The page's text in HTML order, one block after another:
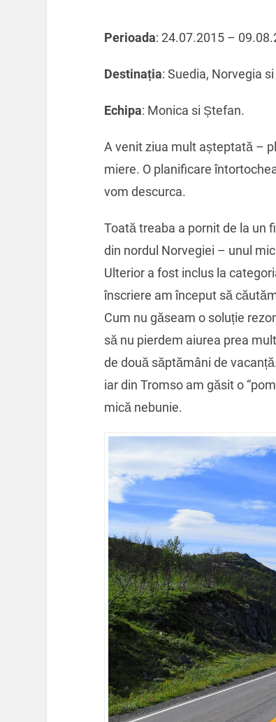
Perioada: 24.07.2015 –
Destinația: Suedia, Norvegia
Echipa: Monica si Ștefan.
A venit ziua mult așteptată –
miere. O planificare
vom descurca.
Toată treaba a pornit de la un
din nordul Norvegiei – unul
Ulterior a fost inclus la
înscriere am început să
Cum nu găseam o soluție
să nu pierdem aiurea prea
de două săptămâni de
iar din Tromso am găsit o
mică nebunie.